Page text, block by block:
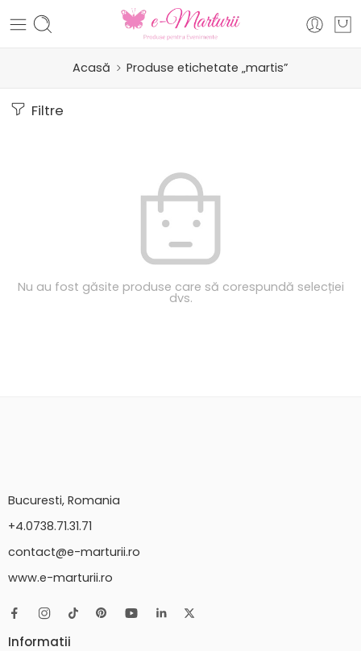
Acasă Produse etichetate „martis”
Filtre
Nu au fost găsite produse care să corespundă selecției
dvs.
Bucuresti, Romania
+4.0738.71.31.71
contact@e-marturii.ro
www.e-marturii.ro
Informatii